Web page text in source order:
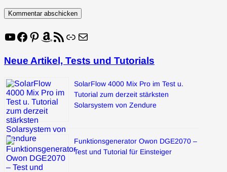
YouTube
Facebook
Pinterest
Amazon
RSS-Feed
Link
E-Mail
Neue Artikel, Tests und Tutorials
SolarFlow 4000 Mix Pro im Test u.
Tutorial zum derzeit stärksten
Solarsystem von Zendure
Funktionsgenerator Owon DGE2070 –
Test und Tutorial für Einsteiger